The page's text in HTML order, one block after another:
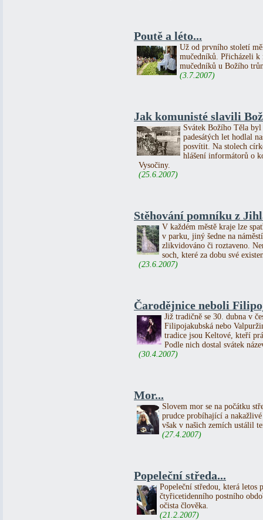
Poutě a léto...
Už od prvního století
mučedníků. Přicházeli
mučedníků u Božího
(3.7.2007)
Jak komunisté slavili
Svátek Božího Těla
padesátých let hodlal
posvítit. Na stolech
hlášení informátorů o
Vysočiny.
(25.6.2007)
Stěhování pomníku z
V každém městě kraje lze
v parku, jiný šedne na
zlikvidováno či roztaveno.
soch, které za dobu své
(23.6.2007)
Čarodějnice neboli
Již tradičně se 30. dubna v
Filipojakubská nebo
tradice jsou Keltové, kteří
Podle nich dostal svátek
(30.4.2007)
Mor...
Slovem mor se na počátku
prudce probíhající a
však v našich zemích ustálil
(27.4.2007)
Popeleční středa...
Popeleční středou, která letos
čtyřicetidenního postního
očista člověka.
(21.2.2007)